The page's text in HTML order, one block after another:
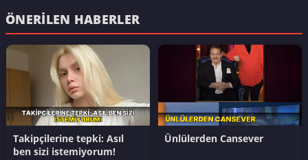
ÖNERILEN HABERLER
Takipçilerine tepki: Asıl
ben sizi istemiyorum!
Ünlülerden Cansever